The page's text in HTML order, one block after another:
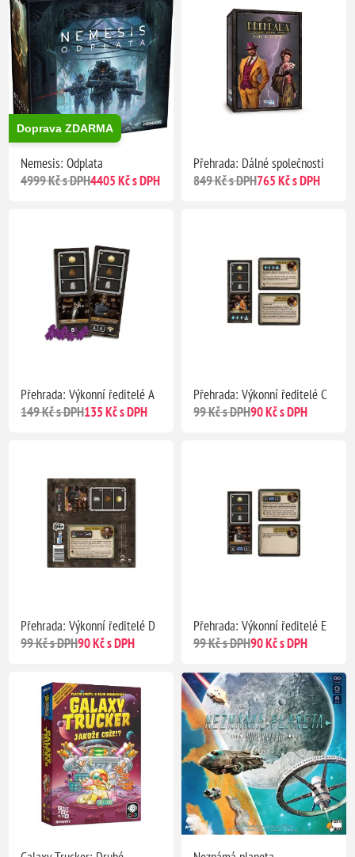
Doprava ZDARMA
Nemesis: Odplata
4999 Kč s DPH4405 Kč s DPH
Přehrada: Dálné společnosti
849 Kč s DPH765 Kč s DPH
Přehrada: Výkonní ředitelé A
149 Kč s DPH135 Kč s DPH
Přehrada: Výkonní ředitelé C
99 Kč s DPH90 Kč s DPH
Přehrada: Výkonní ředitelé D
99 Kč s DPH90 Kč s DPH
Přehrada: Výkonní ředitelé E
99 Kč s DPH90 Kč s DPH